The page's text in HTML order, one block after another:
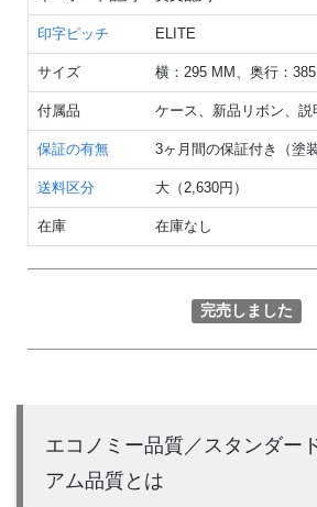
印字ピッチ ELITE
サイズ 横：295 MM、奥行：
付属品 ケース、新品リボン、
保証の有無 3ヶ月間の保証付き（塗
送料区分 大（2,630円）
在庫 在庫なし
完売しました
エコノミー品質／スタンダー
アム品質とは